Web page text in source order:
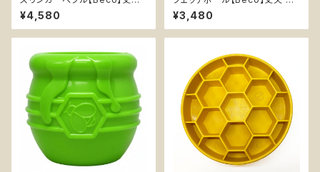
卵型 持ってこいボール ひも付き
天然ゴム イエロー オレンジ
¥4,580
ってこいボール 音なる 天然ゴム
イエロー オレンジ
¥3,480